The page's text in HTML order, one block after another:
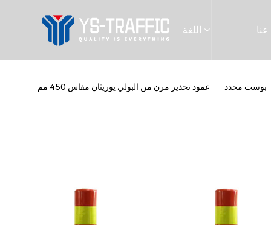
بوست محدد عمود تحذير مرن من البولي يوريثان مقاس 450 مم